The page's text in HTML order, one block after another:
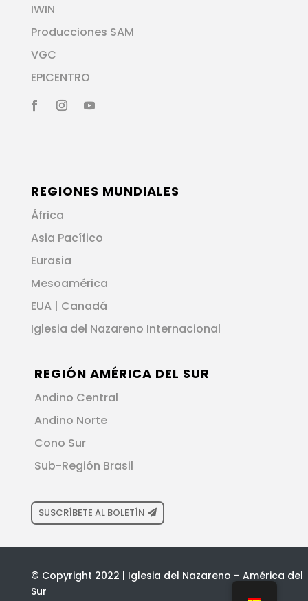
IWIN
Producciones SAM
VGC
EPICENTRO
REGIONES MUNDIALES
África
Asia Pacífico
Eurasia
Mesoamérica
EUA | Canadá
Iglesia del Nazareno Internacional
REGIÓN AMÉRICA DEL SUR
Andino Central
Andino Norte
Cono Sur
Sub-Región Brasil
SUSCRÍBETE AL BOLETÍN
© Copyright 2022 | Iglesia del Nazareno – América del
Sur